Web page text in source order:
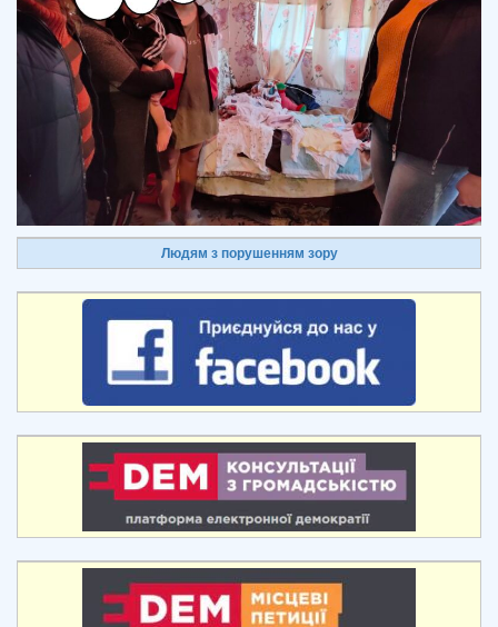
Людям з порушенням зору